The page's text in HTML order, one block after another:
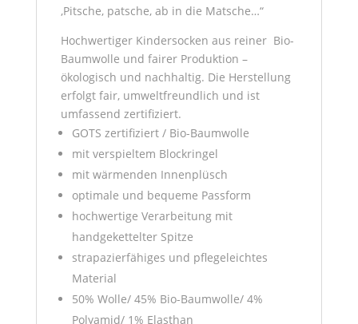
‚Pitsche, patsche, ab in die Matsche…“
Hochwertiger Kindersocken aus reiner Bio-
Baumwolle und fairer Produktion –
ökologisch und nachhaltig. Die Herstellung
erfolgt fair, umweltfreundlich und ist
umfassend zertifiziert.
GOTS zertifiziert / Bio-Baumwolle
mit verspieltem Blockringel
mit wärmenden Innenplüsch
optimale und bequeme Passform
hochwertige Verarbeitung mit
handgekettelter Spitze
strapazierfähiges und pflegeleichtes
Material
50% Wolle/ 45% Bio-Baumwolle/ 4%
Polyamid/ 1% Elasthan